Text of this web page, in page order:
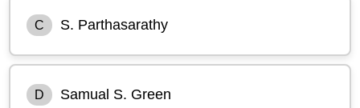
C S. Parthasarathy
D Samual S. Green